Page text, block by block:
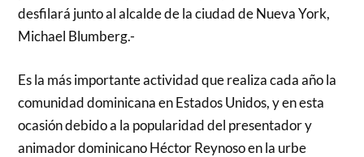
desfilará junto al alcalde de la ciudad de Nueva York,
Michael Blumberg.-
Es la más importante actividad que realiza cada año la
comunidad dominicana en Estados Unidos, y en esta
ocasión debido a la popularidad del presentador y
animador dominicano Héctor Reynoso en la urbe